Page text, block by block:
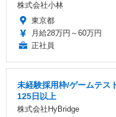
株式会社小林
東京都
月給28万円～60万円
正社員
未経験採用枠/ゲームテス
125日以上
株式会社HyBridge